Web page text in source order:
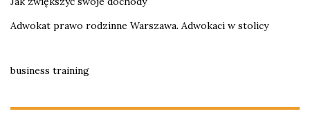
Adwokat prawo rodzinne Warszawa. Adwokaci w stolicy
business training